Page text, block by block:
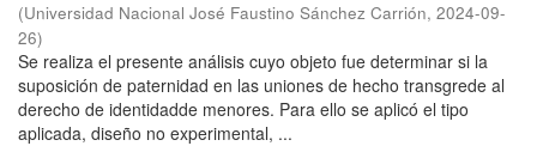
(Universidad Nacional José Faustino Sánchez Carrión, 2024-09-
26)
Se realiza el presente análisis cuyo objeto fue determinar si la
suposición de paternidad en las uniones de hecho transgrede al
derecho de identidadde menores. Para ello se aplicó el tipo
aplicada, diseño no experimental, ...